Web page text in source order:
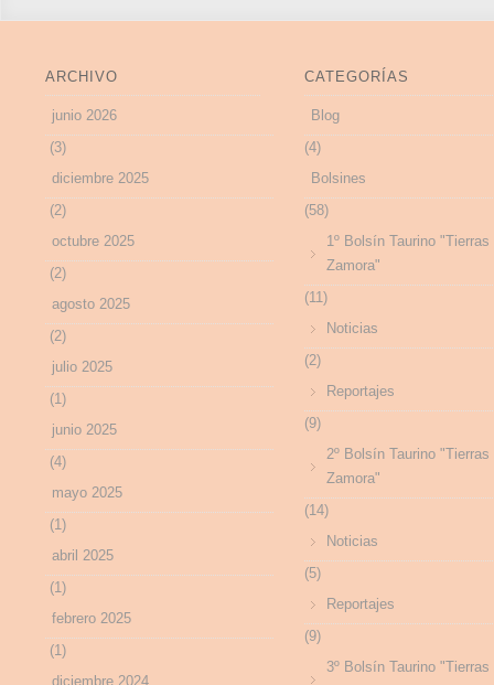
ARCHIVO
junio 2026
(3)
diciembre 2025
(2)
octubre 2025
(2)
agosto 2025
(2)
julio 2025
(1)
junio 2025
(4)
mayo 2025
(1)
abril 2025
(1)
febrero 2025
(1)
diciembre 2024
CATEGORÍAS
Blog
(4)
Bolsines
(58)
1º Bolsín Taurino "Tierras
Zamora"
(11)
Noticias
(2)
Reportajes
(9)
2º Bolsín Taurino "Tierras
Zamora"
(14)
Noticias
(5)
Reportajes
(9)
3º Bolsín Taurino "Tierras